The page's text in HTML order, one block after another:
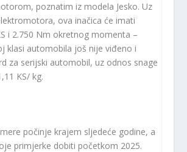
poznatim iz modela Jesko. Uz
ova inačica će imati
i 2.750 Nm okretnog momenta –
klasi automobila još nije viđeno i
za serijski automobil, uz odnos snage
KS/ kg.
počinje krajem sljedeće godine, a
primjerke dobiti početkom 2025.